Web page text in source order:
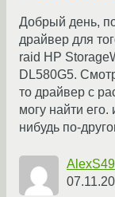
Добрый день,
драйвер для
raid HP
DL580G5.
то драйвер с
могу найти
нибудь по-
AlexS49